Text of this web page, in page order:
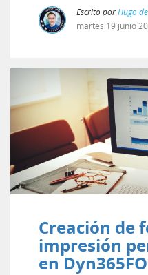
Escrito porHugo
martes 19 junio
Creación de
impresión
en Dyn365FO